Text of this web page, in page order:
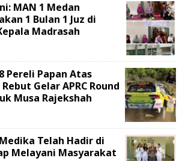
MAN 1 Medan
1 Bulan 1 Juz di
Madrasah
Pereli Papan Atas
Gelar APRC Round
Musa Rajekshah
Telah Hadir di
Melayani Masyarakat